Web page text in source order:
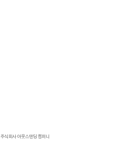
주식회사 아웃스탠딩 컴퍼니